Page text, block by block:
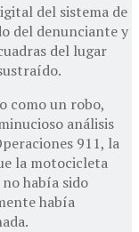
del sistema de
del denunciante y
del lugar
como un robo,
análisis
911, la
la motocicleta
había sido
había